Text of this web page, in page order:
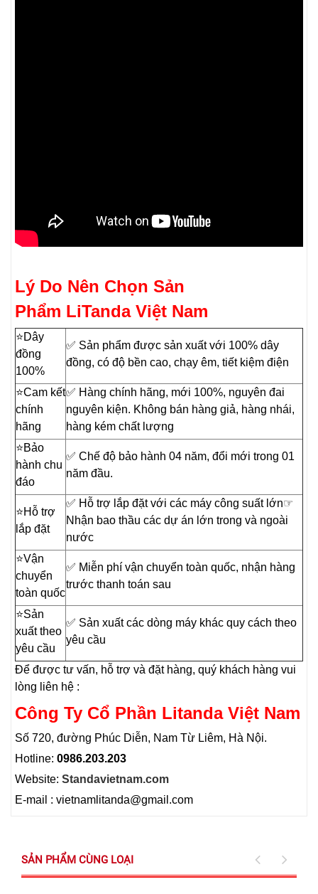
Lý Do Nên Chọn Sản
Phẩm LiTanda Việt Nam
⭐️Dây
đồng
100%
✅ Sản phẩm được sản xuất với 100% dây
đồng, có độ bền cao, chạy êm, tiết kiệm điện
⭐️Cam kết
chính
hãng
✅ Hàng chính hãng, mới 100%, nguyên đai
nguyên kiện. Không bán hàng giả, hàng nhái,
hàng kém chất lượng
⭐️Bảo
hành chu
đáo
✅ Chế độ bảo hành 04 năm, đổi mới trong 01
năm đầu.
⭐️Hỗ trợ
lắp đặt
✅ Hỗ trợ lắp đặt với các máy công suất lớn☞
Nhận bao thầu các dự án lớn trong và ngoài
nước
⭐️Vận
chuyển
toàn quốc
✅ Miễn phí vận chuyển toàn quốc, nhận hàng
trước thanh toán sau
⭐️Sản
xuất theo
yêu cầu
✅ Sản xuất các dòng máy khác quy cách theo
yêu cầu
Để được tư vấn, hỗ trợ và đặt hàng, quý khách hàng vui
lòng liên hệ :
Công Ty Cổ Phần Litanda Việt Nam
Số 720, đường Phúc Diễn, Nam Từ Liêm, Hà Nội.
Hotline: 0986.203.203
Website: Standavietnam.com
E-mail : vietnamlitanda@gmail.com
SẢN PHẨM CÙNG LOẠI